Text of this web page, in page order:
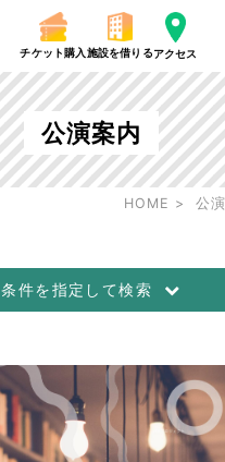
チケット購入 施設を借りるアクセス
公演案内
HOME 公
条件を指定して検索
音楽